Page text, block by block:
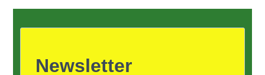
Newsletter